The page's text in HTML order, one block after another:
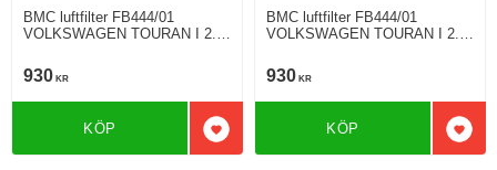
BMC luftfilter FB444/01
VOLKSWAGEN TOURAN I 2.0
930 KR
Lägg till i favoriter
KÖP
BMC luftfilter FB444/01
VOLKSWAGEN TOURAN I 2.0
930 KR
KÖP